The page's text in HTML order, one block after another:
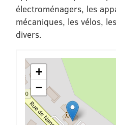
électroménagers, les
mécaniques, les vélos,
divers.
+
−